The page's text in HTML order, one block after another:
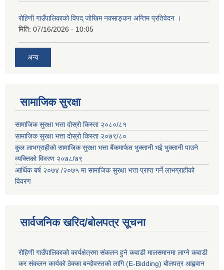
रोहिणी गाउँपालिकाको विपद् जोखिम नक्साङ्कन अन्तिम प्रतिवेदन ।
मिति: 07/16/2026 - 10:05
अन्य
सामाजिक सुरक्षा
सामाजिक सुरक्षा भत्ता दोस्रो किस्ता २०८०/८१
सामाजिक सुरक्षा भत्ता दोस्रो किस्ता २०७९/८०
कुल लाभग्राहीको सामाजिक सुरक्षा भत्ता बैंकमार्फत भुक्तानी भई भुक्तानी पाउने
व्यक्तिको विवरण २०७८/७९
आर्थिक बर्ष २०७४ /२०७५ मा सामाजिक सुरक्षा भत्ता प्राप्त गर्ने लाभग्राहीको
विवरण
सार्वजनिक खरिद/बोलपत्र सूचना
रोहिणी गाउँपालिकाको कार्यक्षेत्रमा संकलन हुने कवाडी मालसमानमा लाग्ने कवाडी
कर संकलन कार्यको ठेक्का बन्दोवस्तको लागि (E-Bidding) बोलपत्र आह्ववान